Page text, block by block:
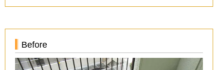
Before